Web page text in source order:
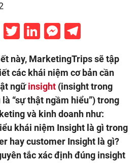
Facebook
Twitter
LinkedIn
này, MarketingTrips sẽ tập
các khái niệm cơ bản cần
ngữinsight (insight trong
“sự thật ngầm hiểu”) trong
và kinh doanh như:
khái niệm Insight là gì trong
hay customer Insight là gì?
tắc xác định đúng insight